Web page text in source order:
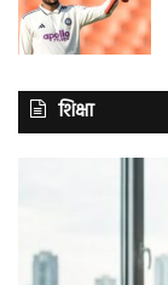
शिक्षा